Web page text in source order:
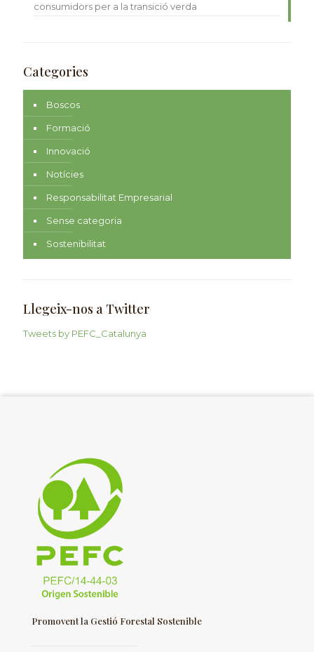
consumidors per a la transició verda
Categories
Boscos
Formació
Innovació
Notícies
Responsabilitat Empresarial
Sense categoria
Sostenibilitat
Llegeix-nos a Twitter
Tweets by PEFC_Catalunya
Promovent la Gestió Forestal Sostenible